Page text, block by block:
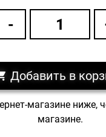
Добавить в
магазине ниже,
магазине.